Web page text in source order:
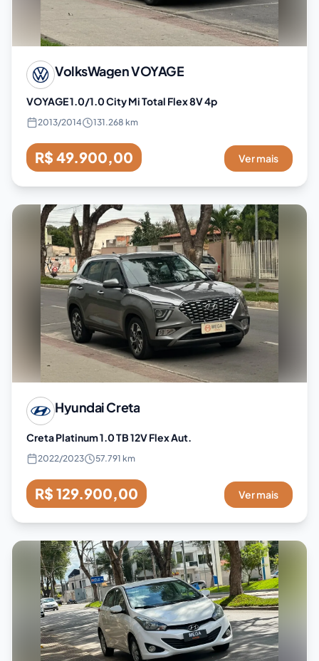
VolksWagenVOYAGE
VOYAGE 1.0/1.0 City Mi Total Flex 8V 4p
2013/2014 131.268 km
R$ 49.900,00 Ver mais
HyundaiCreta
Creta Platinum 1.0 TB 12V Flex Aut.
2022/2023 57.791 km
R$ 129.900,00 Ver mais